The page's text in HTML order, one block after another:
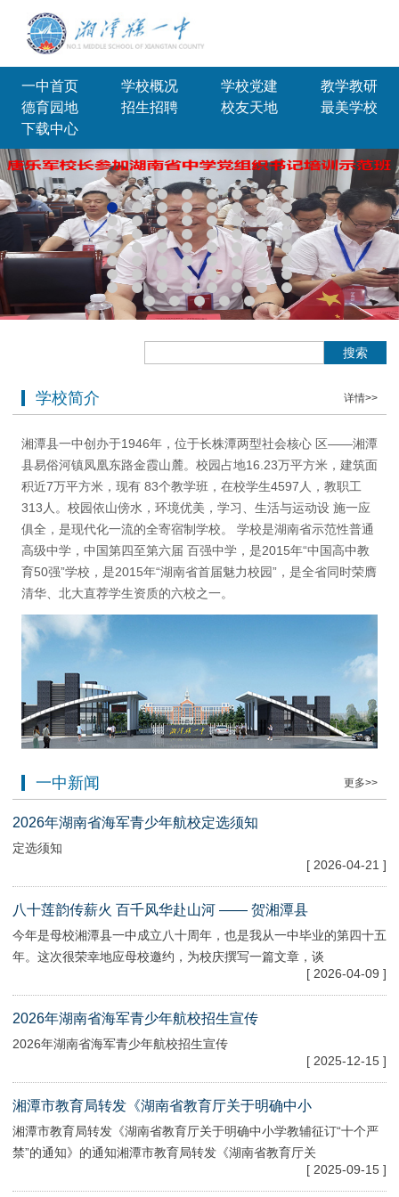
一中首页 学校概况 学校党建
教学教研
德育园地
招生招聘 校友天地
最美学校
下载中心
搜索
学校简介 详情>>
湘潭县一中创办于1946年，位于长株潭两型社会核心 区——湘潭
县易俗河镇凤凰东路金霞山麓。校园占地16.23万平方米，建筑面
积近7万平方米，现有 83个教学班，在校学生4597人，教职工
313人。校园依山傍水，环境优美，学习、生活与运动设 施一应
俱全，是现代化一流的全寄宿制学校。 学校是湖南省示范性普通
高级中学，中国第四至第六届 百强中学，是2015年“中国高中教
育50强”学校，是2015年“湖南省首届魅力校园”，是全省同时荣膺
清华、北大直荐学生资质的六校之一。
一中新闻 更多>>
2026年湖南省海军青少年航校定选须知
定选须知
[ 2026-04-21 ]
八十莲韵传薪火 百千风华赴山河 —— 贺湘潭县
今年是母校湘潭县一中成立八十周年，也是我从一中毕业的第四十五
年。这次很荣幸地应母校邀约，为校庆撰写一篇文章，谈
[ 2026-04-09 ]
2026年湖南省海军青少年航校招生宣传
2026年湖南省海军青少年航校招生宣传
[ 2025-12-15 ]
湘潭市教育局转发《湖南省教育厅关于明确中小
湘潭市教育局转发《湖南省教育厅关于明确中小学教辅征订“十个严
禁”的通知》的通知湘潭市教育局转发《湖南省教育厅关
[ 2025-09-15 ]